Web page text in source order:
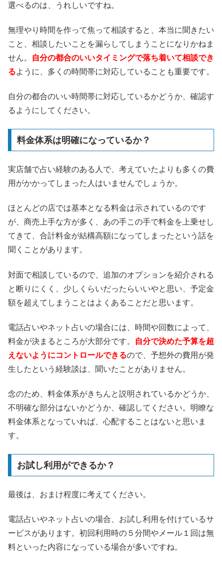
選べるのは、うれしいですね。
無理やり時間を作って焦って相談すると、本当に聞きたい
こと、相談したいことを漏らしてしまうことになりかねま
せん。
自分の都合のいいタイミングで落ち着いて相談でき
るように、多くの時間帯に対応していることも重要です。
自分の都合のいい時間帯に対応しているかどうか、確認す
るようにしてください。
料金体系は明確になっているか？
実店舗で占い経験のある人で、考えていたよりも多くの費
用がかかってしまった人はいませんでしょうか。
ほとんどの店では基本となる料金は示されているのです
が、商売上手な方が多く、あの手この手で料金を上乗せし
てきて、合計料金が結構高額になってしまったという話を
聞くことがあります。
対面で相談しているので、追加のオプションを紹介される
と断りにくく、少しくらいだったらいいやと思い、予定金
額を超えてしまうことはよくあることだと思います。
電話占いやネット占いの場合には、時間や回数によって、
料金が決まるところが大部分です。
自分で決めた予算を超
えないようにコントロールできるので、予想外の費用が発
生したという経験談は、聞いたことがありません。
念のため、料金体系がきちんと説明されているかどうか、
不明確な部分はないかどうか、確認してください。明瞭な
料金体系となっていれば、心配することはないと思いま
す。
お試し利用ができるか？
最後は、おまけ程度に考えてください。
電話占いやネット占いの場合、お試し利用を付けているサ
ービスがあります。初回利用時の５分間やメール１回は無
料といった内容になっている場合が多いですね。